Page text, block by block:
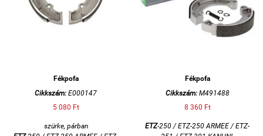
Fékpofa
Cikkszám: E000147
5 080 Ft
szürke, párban
Fékpofa
Cikkszám:M491488
8 360 Ft
ETZ-250 / ETZ-250 ARMEE / ETZ-